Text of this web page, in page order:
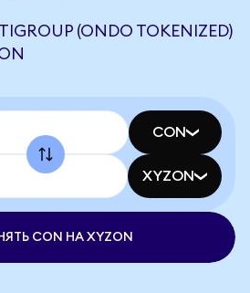
(ONDO TOKENIZED)
CON
XYZON
CON НА XYZON